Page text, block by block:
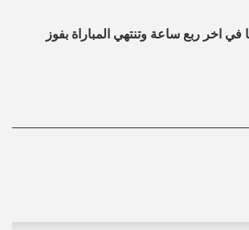
في اخر ربع ساعة وتنتهي المباراة بفوز